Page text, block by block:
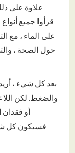
علاوة على
قرأوا جميع
على الماء ، مع
حول الصحة ،
بعد كل شيء ،
والضغط. لكن
أو فقدان
فسيكون كل